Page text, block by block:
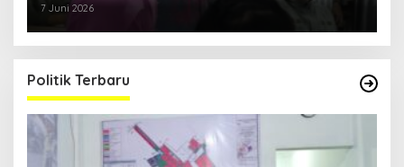
7 Juni 2026
Politik Terbaru